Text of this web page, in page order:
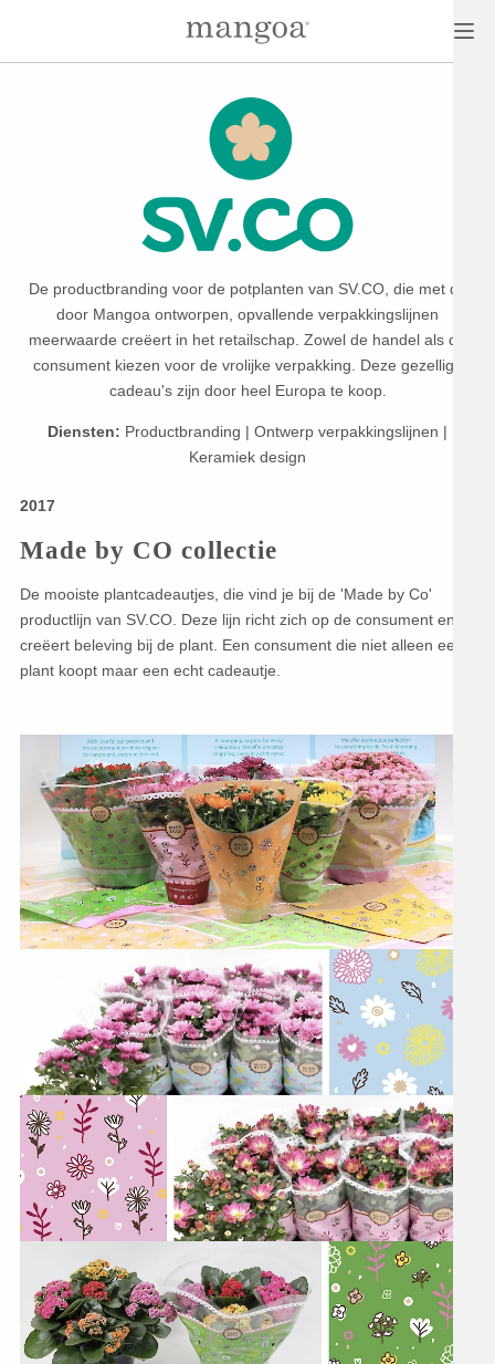
De productbranding voor de potplanten van SV.CO, die met de
door Mangoa ontworpen, opvallende verpakkingslijnen
meerwaarde creëert in het retailschap. Zowel de handel als de
consument kiezen voor de vrolijke verpakking. Deze gezellige
cadeau's zijn door heel Europa te koop.
Diensten: Productbranding | Ontwerp verpakkingslijnen |
Keramiek design
2017
Made by CO collectie
De mooiste plantcadeautjes, die vind je bij de 'Made by Co'
productlijn van SV.CO. Deze lijn richt zich op de consument en
creëert beleving bij de plant. Een consument die niet alleen een
plant koopt maar een echt cadeautje.